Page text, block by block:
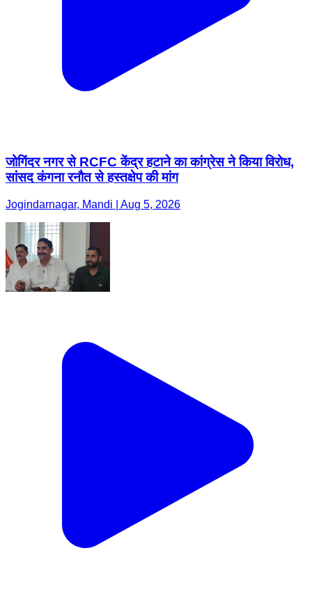
जोगिंदर नगर से RCFC केंद्र हटाने का कांग्रेस ने किया विरोध,
सांसद कंगना रनौत से हस्तक्षेप की मांग
Jogindarnagar, Mandi | Aug 5, 2026